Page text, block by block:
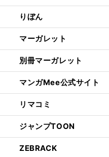
りぼん
マーガレット
別冊マーガレット
マンガMee公式サイト
リマコミ
ジャンプTOON
ZEBRACK